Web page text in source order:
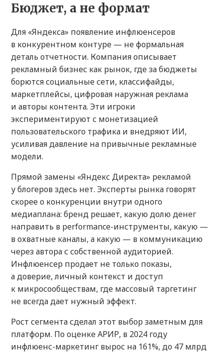
Бюджет, а не формат
Для «Яндекса» появление инфлюенсеров
в конкурентном контуре — не формальная
деталь отчетности. Компания описывает
рекламный бизнес как рынок, где за бюджеты
борются социальные сети, классифайды,
маркетплейсы, цифровая наружная реклама
и авторы контента. Эти игроки
экспериментируют с монетизацией
пользовательского трафика и внедряют ИИ,
усиливая давление на привычные рекламные
модели.
Прямой замены «Яндекс Директа» рекламой
у блогеров здесь нет. Эксперты рынка говорят
скорее о конкуренции внутри одного
медиаплана: бренд решает, какую долю денег
направить в performance-инструменты, какую —
в охватные каналы, а какую — в коммуникацию
через автора с собственной аудиторией.
Инфлюенсер продает не только показы,
а доверие, личный контекст и доступ
к микросообществам, где массовый таргетинг
не всегда дает нужный эффект.
Рост сегмента сделал этот выбор заметным для
платформ. По оценке АРИР, в 2024 году
инфлюенс-маркетинг вырос на 161%, до 47 млрд